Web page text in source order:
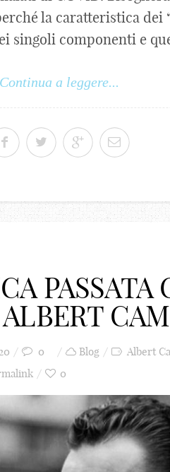
la caratteristica dei
singoli componenti e
Continua a leggere...
PASSATA
0 Blog Albert
0